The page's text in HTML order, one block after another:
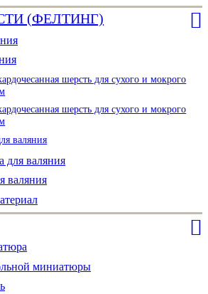
(ФЕЛТИНГ)
шерсть для сухого и мокрого
шерсть для сухого и мокрого
валяния
для валяния
валяния
миниатюры